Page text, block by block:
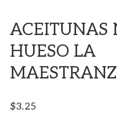
ACEITUNAS
HUESO LA
$3.25